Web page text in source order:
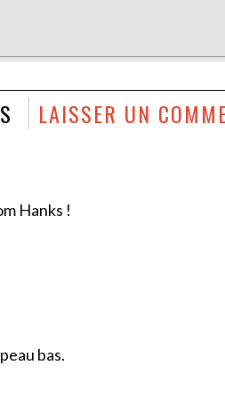
LAISSER UN
Hanks !
bas.